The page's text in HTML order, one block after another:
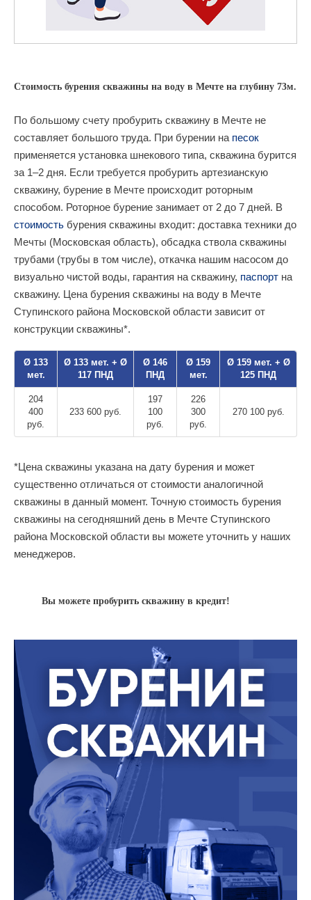
Стоимость бурения скважины на воду в Мечте на глубину 73м.
По большому счету пробурить скважину в Мечте не
составляет большого труда. При бурении на песок
применяется установка шнекового типа, скважина бурится
за 1–2 дня. Если требуется пробурить артезианскую
скважину, бурение в Мечте происходит роторным
способом. Роторное бурение занимает от 2 до 7 дней. В
стоимость бурения скважины входит: доставка техники до
Мечты (Московская область), обсадка ствола скважины
трубами (трубы в том числе), откачка нашим насосом до
визуально чистой воды, гарантия на скважину, паспорт на
скважину. Цена бурения скважины на воду в Мечте
Ступинского района Московской области зависит от
конструкции скважины*.
Ø 133
мет.
Ø 133 мет. + Ø
117 ПНД
Ø 146
ПНД
Ø 159
мет.
Ø 159 мет. + Ø
125 ПНД
204
400
руб.
233 600 руб.
197
100
руб.
226
300
руб.
270 100 руб.
*Цена скважины указана на дату бурения и может
существенно отличаться от стоимости аналогичной
скважины в данный момент. Точную стоимость бурения
скважины на сегодняшний день в Мечте Ступинского
района Московской области вы можете уточнить у наших
менеджеров.
Вы можете пробурить скважину в кредит!